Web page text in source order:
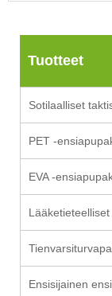
Tuotteet
Sotilaalliset
PET -
EVA -
Ensisijainen